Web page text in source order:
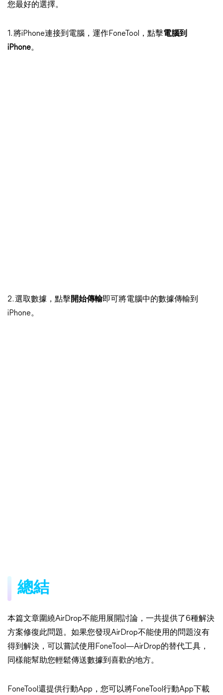
您最好的選擇。
1. 將iPhone連接到電腦，運作FoneTool，點擊電腦到
iPhone。
2. 選取數據，點擊開始傳輸即可將電腦中的數據傳輸到
iPhone。
總結
本篇文章圍繞AirDrop不能用展開討論，一共提供了6種解決
方案修復此問題。如果您發現AirDrop不能使用的問題沒有
得到解決，可以嘗試使用FoneTool—AirDrop的替代工具，
同樣能幫助您輕鬆傳送數據到喜歡的地方。
FoneTool還提供行動App，您可以將FoneTool行動App下載